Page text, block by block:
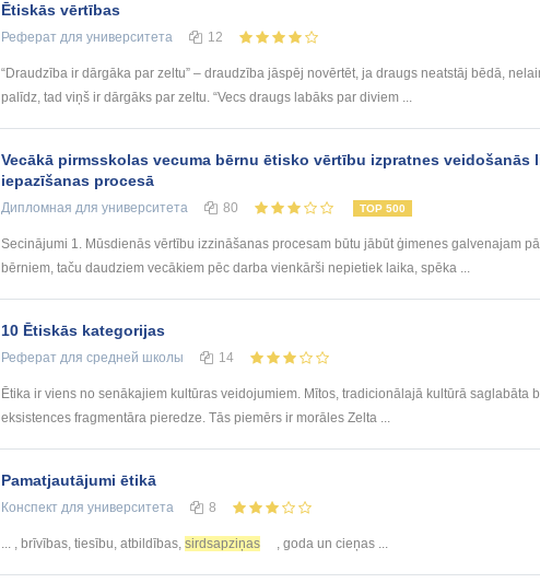
Ētiskās vērtības
Реферат для университета 12
“Draudzība ir dārgāka par zeltu” – draudzība jāspēj novērtēt, ja draugs neatstāj bēdā,
palīdz, tad viņš ir dārgāks par zeltu. “Vecs draugs labāks par diviem ...
Vecākā pirmsskolas vecuma bērnu ētisko vērtību izpratnes veidošanās
iepazīšanas procesā
Дипломная для университета 80 TOP 500
Secinājumi 1. Mūsdienās vērtību izzināšanas procesam būtu jābūt ģimenes galvenajam
bērniem, taču daudziem vecākiem pēc darba vienkārši nepietiek laika, spēka ...
10 Ētiskās kategorijas
Реферат для средней школы 14
Ētika ir viens no senākajiem kultūras veidojumiem. Mītos, tradicionālajā kultūrā saglabāta
eksistences fragmentāra pieredze. Tās piemērs ir morāles Zelta ...
Pamatjautājumi ētikā
Конспект для университета 8
... , brīvības, tiesību, atbildības, sirdsapziņas , goda un cieņas ...